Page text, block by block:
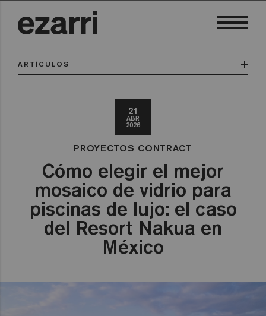
ARTÍCULOS
21
ABR
2026
PROYECTOS CONTRACT
Cómo elegir el mejor
mosaico de vidrio para
piscinas de lujo: el caso
del Resort Nakua en
México